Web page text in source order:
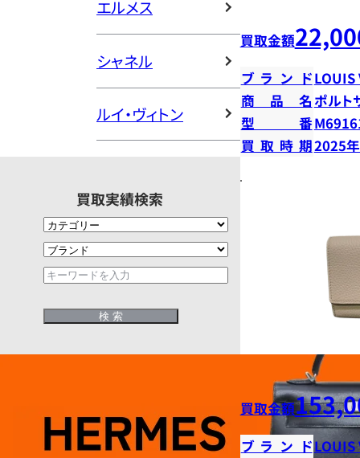
エルメス
シャネル
ルイ・ヴィトン
買取実績検索
買取金額
ブランドLOUIS
商品名ポルト
型番
買取時期2025
買取金額
ブランドLOUIS